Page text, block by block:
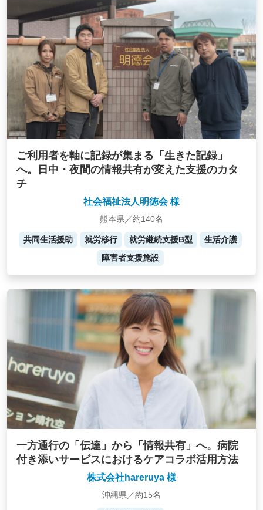
ご利用者を軸に記録が集まる「生きた記録」
へ。日中・夜間の情報共有が変えた支援のカタ
チ
社会福祉法人明徳会 様
熊本県／約140名
共同生活援助 就労移行 就労継続支援B型
生活介護
障害者支援施設
一方通行の「伝達」から「情報共有」へ。病院
付き添いサービスにおけるケアコラボ活用方法
株式会社hareruya 様
沖縄県／約15名